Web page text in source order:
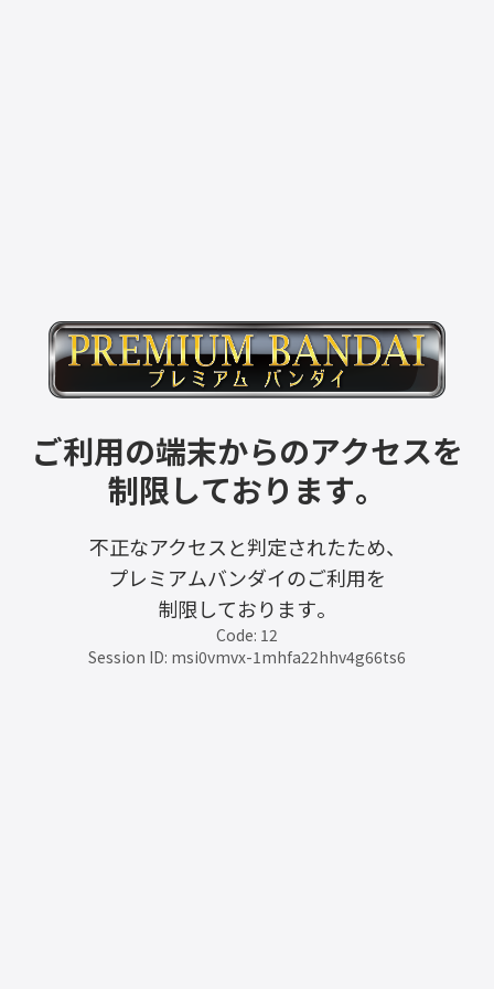
ご利用の端末からのアクセスを
制限しております。
不正なアクセスと判定されたため、
プレミアムバンダイのご利用を
制限しております。
Code: 12
Session ID: msi0vmvx-1mhfa22hhv4g66ts6